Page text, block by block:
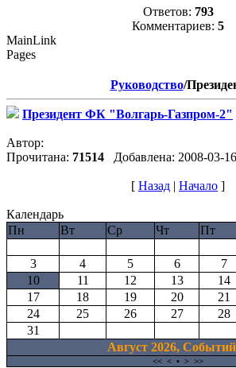
Ответов: 793
Комментариев: 5
MainLink
Pages
Руководство/
Президент ФК "Волгарь-Газпром-2"
Автор:
Прочитана: 71514 Добавлена: 2008-03-16
[ Назад | Начало ]
Календарь
Пн
Вт Ср Чт Пт
3
4 5 6 7
10
11 12 13 14
17
18 19 20 21
24
25 26 27 28
31
Август 2026,
<< < • > >>